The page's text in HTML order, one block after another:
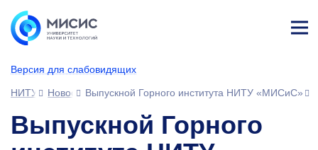
Версия для слабовидящих
ине
НИТУ МИСИС
НовостиВыпускной Горного института НИТУ «МИСиС»
Выпускной Горного